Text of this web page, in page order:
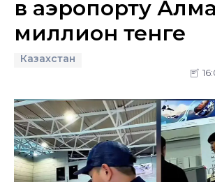
в аэропорту
миллион тенге
Казахстан